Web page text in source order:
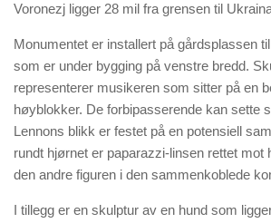
Voronezj ligger 28 mil fra grensen til
Monumentet er installert på gårdsplassen
som er under bygging på venstre bredd.
representerer musikeren som sitter på en
høyblokker. De forbipasserende kan sette
Lennons blikk er festet på en potensiell
rundt hjørnet er paparazzi-linsen rettet mot
den andre figuren i den sammenkoblede
I tillegg er en skulptur av en hund som